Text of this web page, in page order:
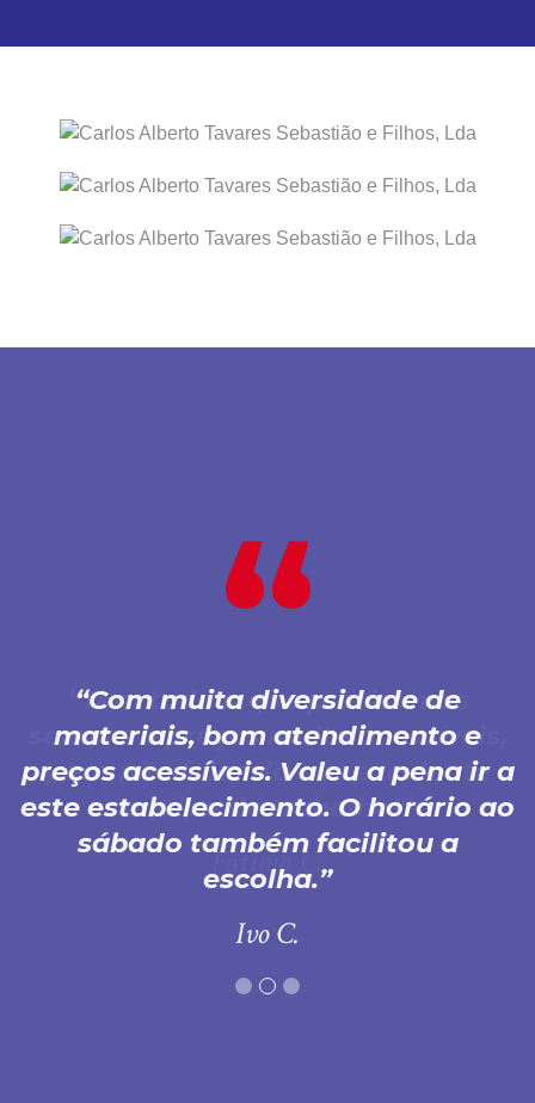
Com muita diversidade de
materiais, bom atendimento e
preços acessíveis. Valeu a pena ir a
este estabelecimento. O horário ao
sábado também facilitou a
escolha.
Ivo C.